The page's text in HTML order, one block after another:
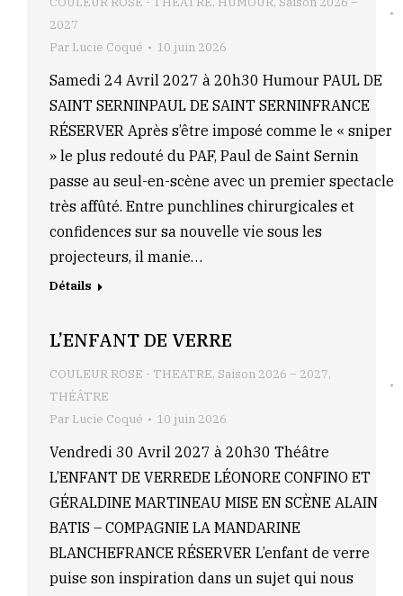
2027
Par Lucie Coqué 10 juin 2026
Samedi 24 Avril 2027 à 20h30 Humour PAUL DE
SAINT SERNINPAUL DE SAINT SERNINFRANCE
RÉSERVER Après s’être imposé comme le « sniper
» le plus redouté du PAF, Paul de Saint Sernin
passe au seul-en-scène avec un premier spectacle
très affûté. Entre punchlines chirurgicales et
confidences sur sa nouvelle vie sous les
projecteurs, il manie…
Détails
L’ENFANT DE VERRE
COULEUR ROSE - THEATRE, Saison 2026 – 2027,
THÉÂTRE
Par Lucie Coqué 10 juin 2026
Vendredi 30 Avril 2027 à 20h30 Théâtre
L’ENFANT DE VERREDE LÉONORE CONFINO ET
GÉRALDINE MARTINEAU MISE EN SCÈNE ALAIN
BATIS – COMPAGNIE LA MANDARINE
BLANCHEFRANCE RÉSERVER L’enfant de verre
puise son inspiration dans un sujet qui nous